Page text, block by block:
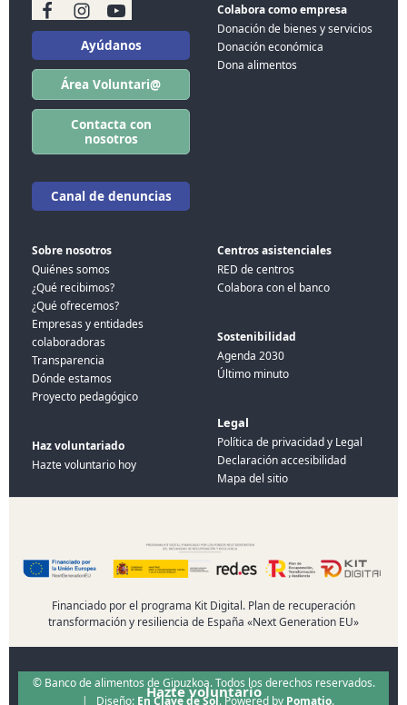
Ayúdanos
Área Voluntari@
Contacta con
nosotros
Canal de denuncias
Colabora como empresa
Donación de bienes y servicios
Donación económica
Dona alimentos
Sobre nosotros
Quiénes somos
¿Qué recibimos?
¿Qué ofrecemos?
Empresas y entidades
colaboradoras
Transparencia
Dónde estamos
Proyecto pedagógico
Haz voluntariado
Hazte voluntario hoy
Centros asistenciales
RED de centros
Colabora con el banco
Sostenibilidad
Agenda 2030
Último minuto
Legal
Política de privacidad y Legal
Declaración accesibilidad
Mapa del sitio
Financiado por el programa Kit Digital. Plan de recuperación
transformación y resiliencia de España «Next Generation EU»
Hazte voluntario
© Banco de alimentos de Gipuzkoa. Todos los derechos reservados.
| Diseño: En Clave de Sol. Powered by Pomatio.